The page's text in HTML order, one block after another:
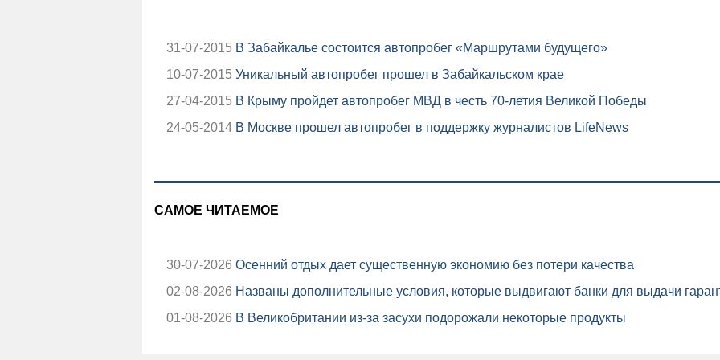
31-07-2015 В Забайкалье состоится автопробег «Маршрутами будущего»
10-07-2015 Уникальный автопробег прошел в Забайкальском крае
27-04-2015 В Крыму пройдет автопробег МВД в честь 70-летия Великой Победы
24-05-2014 В Москве прошел автопробег в поддержку журналистов LifeNews
САМОЕ ЧИТАЕМОЕ
30-07-2026 Осенний отдых дает существенную экономию без потери качества
02-08-2026 Названы дополнительные условия, которые выдвигают банки для выдачи
01-08-2026 В Великобритании из-за засухи подорожали некоторые продукты